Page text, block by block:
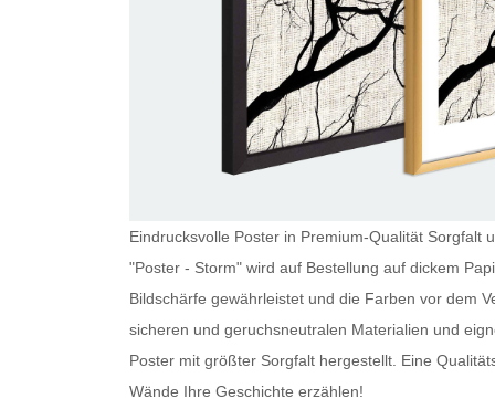
Eindrucksvolle Poster in Premium-Qualität Sorgfalt
"Poster - Storm" wird auf Bestellung auf dickem
Bildschärfe gewährleistet und die Farben vor dem
sicheren und geruchsneutralen Materialien und
Poster mit größter Sorgfalt hergestellt. Eine
Wände Ihre Geschichte erzählen!